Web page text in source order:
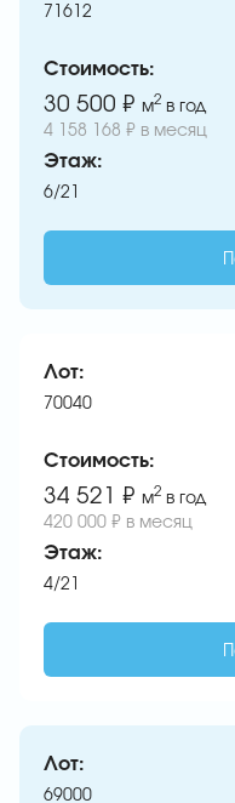
71612
Стоимость:
30 500 ₽ м2 в год
4 158 168 ₽ в месяц
Этаж:
6/21
Лот:
70040
Стоимость:
34 521 ₽ м2 в год
420 000 ₽ в месяц
Этаж:
4/21
Лот:
69000